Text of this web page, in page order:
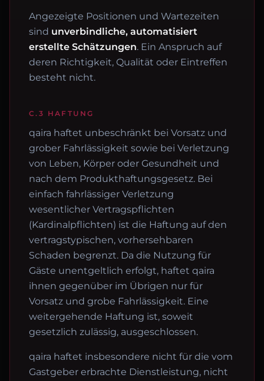
Angezeigte Positionen und Wartezeiten
sind unverbindliche, automatisiert
erstellte Schätzungen. Ein Anspruch auf
deren Richtigkeit, Qualität oder Eintreffen
besteht nicht.
C.3 HAFTUNG
qaira haftet unbeschränkt bei Vorsatz und
grober Fahrlässigkeit sowie bei Verletzung
von Leben, Körper oder Gesundheit und
nach dem Produkthaftungsgesetz. Bei
einfach fahrlässiger Verletzung
wesentlicher Vertragspflichten
(Kardinalpflichten) ist die Haftung auf den
vertragstypischen, vorhersehbaren
Schaden begrenzt. Da die Nutzung für
Gäste unentgeltlich erfolgt, haftet qaira
ihnen gegenüber im Übrigen nur für
Vorsatz und grobe Fahrlässigkeit. Eine
weitergehende Haftung ist, soweit
gesetzlich zulässig, ausgeschlossen.
qaira haftet insbesondere nicht für die vom
Gastgeber erbrachte Dienstleistung, nicht